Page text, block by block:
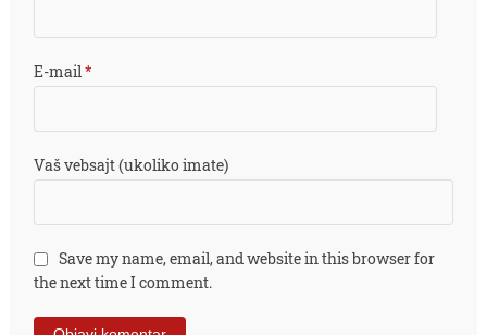
E-mail*
Vaš vebsajt (ukoliko imate)
Save my name, email, and website in this browser for
the next time I comment.